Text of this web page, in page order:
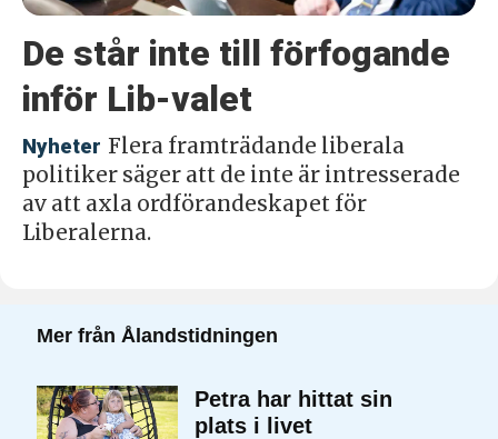
De står inte till förfogande
inför Lib-valet
Nyheter Flera framträdande liberala
politiker säger att de inte är intresserade
av att axla ordförandeskapet för
Liberalerna.